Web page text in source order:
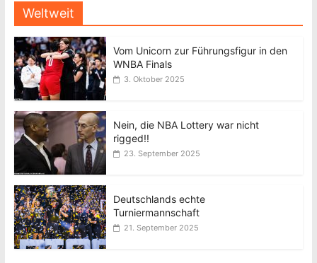
Weltweit
Vom Unicorn zur Führungsfigur in den
WNBA Finals
3. Oktober 2025
Nein, die NBA Lottery war nicht
rigged!!
23. September 2025
Deutschlands echte
Turniermannschaft
21. September 2025